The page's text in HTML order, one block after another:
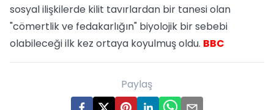
sosyal ilişkilerde kilit tavırlardan bir tanesi olan
"cömertlik ve fedakarlığın" biyolojik bir sebebi
olabileceği ilk kez ortaya koyulmuş oldu. BBC
Paylaş